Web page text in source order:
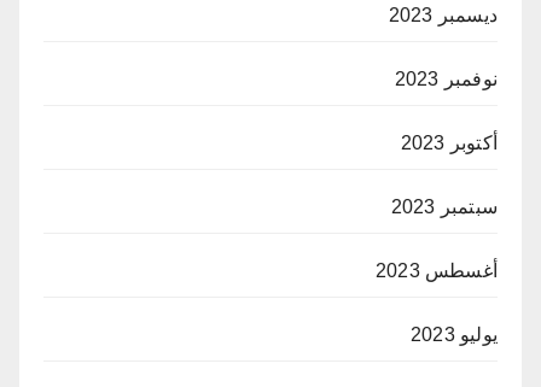
ديسمبر 2023
نوفمبر 2023
أكتوبر 2023
سبتمبر 2023
أغسطس 2023
يوليو 2023